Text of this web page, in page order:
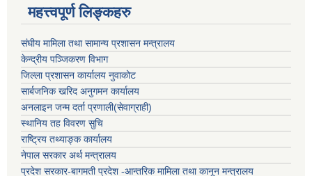
महत्त्वपूर्ण लिङ्कहरु
संघीय मामिला तथा सामान्य प्रशासन मन्त्रालय
केन्द्रीय पञ्जिकरण विभाग
जिल्ला प्रशासन कार्यालय नुवाकोट
सार्बजनिक खरिद अनुगमन कार्यालय
अनलाइन जन्म दर्ता प्रणाली(सेवाग्राही)
स्थानिय तह विवरण सुचि
राष्ट्रिय तथ्याङ्क कार्यालय
नेपाल सरकार अर्थ मन्त्रालय
प्रदेश सरकार-बागमती प्रदेश -आन्तरिक मामिला तथा कानून मन्त्रालय